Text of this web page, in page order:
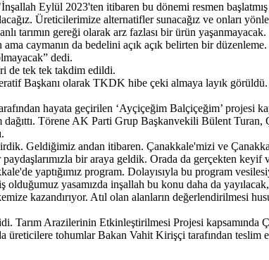
Eylül 2023'ten itibaren bu dönemi resmen başlatmış
Üreticilerimize alternatifler sunacağız ve onları
gereği olarak arz fazlası bir ürün
caymanın da bedelini açık açık belirten bir
dedi.
de tek tek takdim edildi.
Başkanı olarak TKDK hibe çeki almaya layık görüldü.
hayata geçirilen ‘Ayçiçeğim Balçiçeğim’ projesi
Törene AK Parti Grup Başkanvekili Bülent
Geldiğimiz andan itibaren. Çanakkale'mizi ve
bir araya geldik. Orada da gerçekten
yaptığımız program. Dolayısıyla bu program
yasamızda inşallah bu konu daha da
kazandırıyor. Atıl olan alanların değerlendirilmesi
Tarım Arazilerinin Etkinleştirilmesi Projesi
üreticilere tohumlar Bakan Vahit Kirişçi tarafından teslim